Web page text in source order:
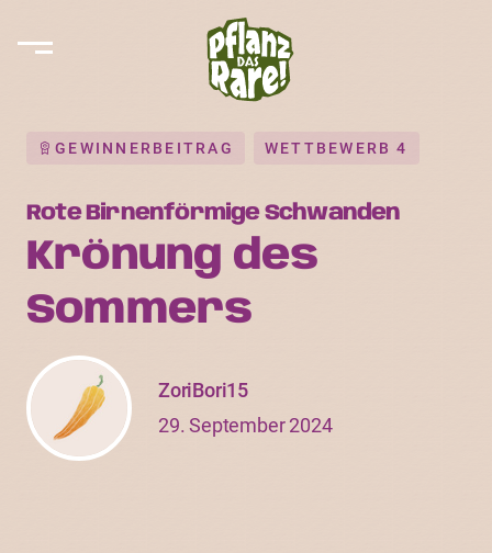
GEWINNERBEITRAG WETTBEWERB 4
Rote Birnenförmige Schwanden
Krönung des
Sommers
ZoriBori15
29. September 2024